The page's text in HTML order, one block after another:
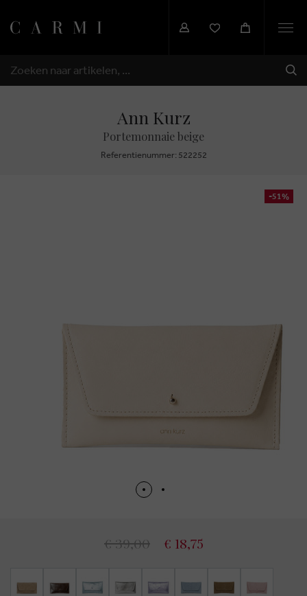
ZOEKEN
Ann Kurz
Portemonnaie beige
Referentienummer: 522252
-51%
€ 39,00 € 18,75